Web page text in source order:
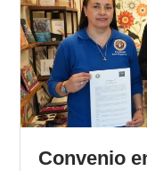
Convenio